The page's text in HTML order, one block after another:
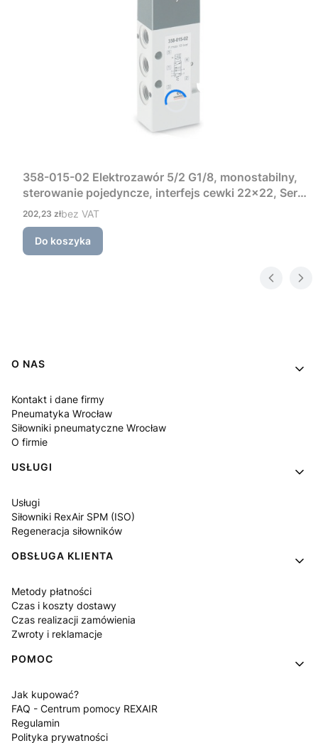
358-015-02 Elektrozawór 5/2 G1/8, monostabilny,
sterowanie pojedyncze, interfejs cewki 22×22, Seria
3 Camozzi
Cena
202,23 złbez VAT
Do koszyka
Linki w stopce
O NAS
Kontakt i dane firmy
Pneumatyka Wrocław
Siłowniki pneumatyczne Wrocław
O firmie
USŁUGI
Usługi
Siłowniki RexAir SPM (ISO)
Regeneracja siłowników
OBSŁUGA KLIENTA
Metody płatności
Czas i koszty dostawy
Czas realizacji zamówienia
Zwroty i reklamacje
POMOC
Jak kupować?
FAQ - Centrum pomocy REXAIR
Regulamin
Polityka prywatności